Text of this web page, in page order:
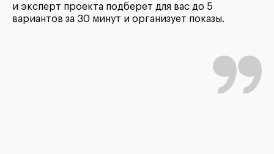
и эксперт проекта подберет для вас до 5
вариантов за 30 минут и организует показы.